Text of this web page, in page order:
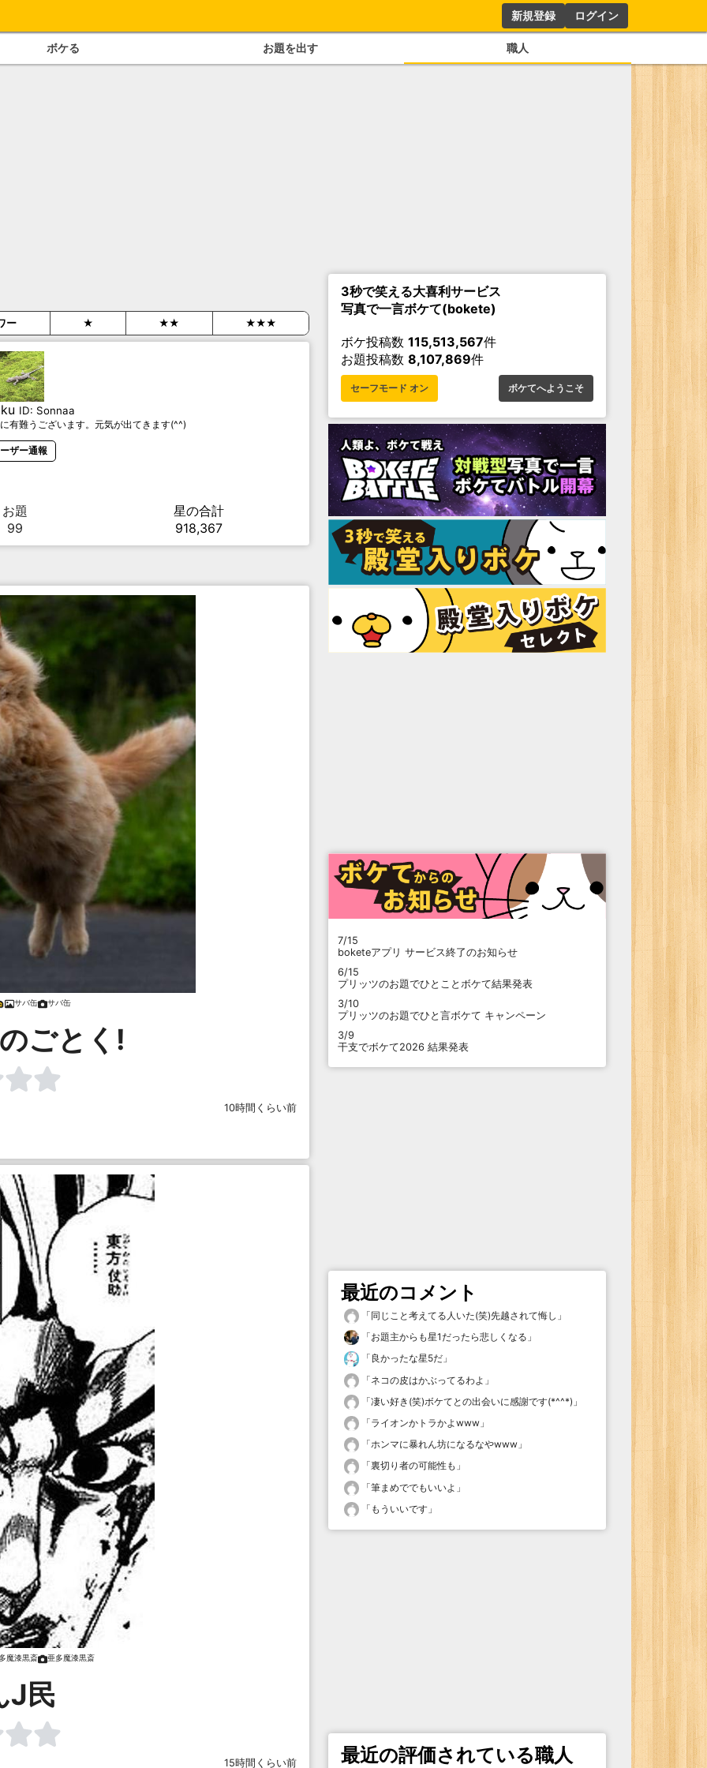
新規登録 ログイン
ボケる お題を出す 職人
ー ★ ★★ ★★★
ID: Sonnaa
有難うございます。元気が出てきます(^^)
ザー通報
お題
99
星の合計
918,367
サバ缶 サバ缶
ごとく!
10時間くらい前
魔漆黒斎 亜多魔漆黒斎
J民
15時間くらい前
3秒で笑える大喜利サービス
写真で一言ボケて(bokete)
ボケ投稿数 115,513,567件
お題投稿数 8,107,869件
セーフモード オン ボケてへようこそ
7/15
boketeアプリ サービス終了のお知らせ
6/15
プリッツのお題でひとことボケて結果発表
3/10
プリッツのお題でひと言ボケて キャンペーン
3/9
干支でボケて2026 結果発表
最近のコメント
「同じこと考えてる人いた(笑)先越されて悔し 」
「お題主からも星1だったら悲しくなる 」
「 良かったな星5だ 」
「ネコの皮はかぶってるわよ 」
「凄い好き(笑)ボケてとの出会いに感謝です(*^^*) 」
「ライオンかトラかよwww 」
「ホンマに暴れん坊になるなやwww 」
「裏切り者の可能性も 」
「筆まめででもいいよ 」
「 もういいです 」
最近の評価されている職人